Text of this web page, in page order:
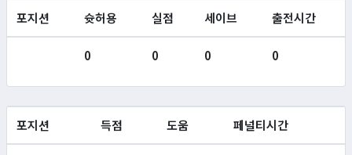
포지션 슛허용 실점 세이브 출전시간
0 0 0 0
포지션 득점 도움 페널티시간